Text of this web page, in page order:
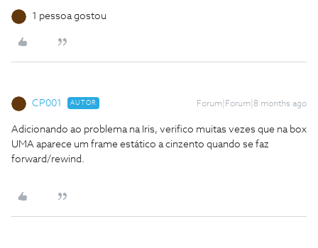
1 pessoa gostou
CP001 AUTOR Forum|Forum|8 months ago
Adicionando ao problema na Iris, verifico muitas vezes que na box
UMA aparece um frame estático a cinzento quando se faz
forward/rewind.